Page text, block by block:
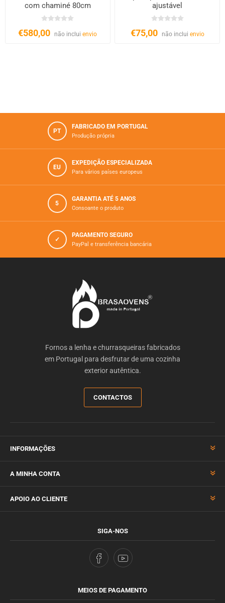
com chaminé 80cm
€580,00 não incluienvio
ajustável
€75,00 não inclui envio
PT
FABRICADO EM PORTUGAL
Produção própria
EU
EXPEDIÇÃO ESPECIALIZADA
Para vários paí­ses europeus
5
GARANTIA ATÉ 5 ANOS
Consoante o produto
✓
PAGAMENTO SEGURO
PayPal e transferência bancária
Fornos a lenha e churrasqueiras fabricados
em Portugal para desfrutar de uma cozinha
exterior autêntica.
CONTACTOS
INFORMAÇÕES
A MINHA CONTA
APOIO AO CLIENTE
SIGA-NOS
MEIOS DE PAGAMENTO